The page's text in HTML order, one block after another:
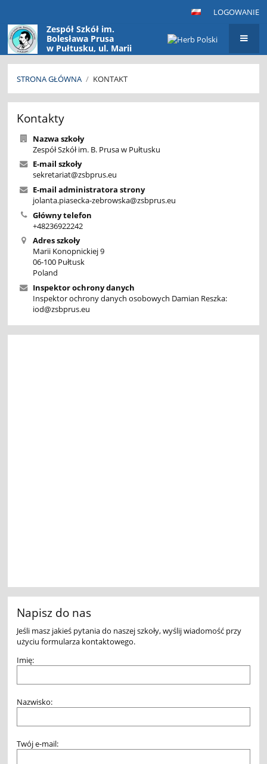
LOGOWANIE
Zespół Szkół im.
Bolesława Prusa
w Pułtusku, ul. Marii
Konopnickiej 9
06-100 Pułtusk
STRONA GŁÓWNA / KONTAKT
Kontakt
Kontakty
Nazwa szkoły
Zespół Szkół im. B. Prusa w Pułtusku
E-mail szkoły
sekretariat@zsbprus.eu
E-mail administratora strony
jolanta.piasecka-zebrowska@zsbprus.eu
Główny telefon
+48236922242
Adres szkoły
Marii Konopnickiej 9
06-100 Pułtusk
Poland
Inspektor ochrony danych
Inspektor ochrony danych osobowych Damian Reszka:
iod@zsbprus.eu
Napisz do nas
Jeśli masz jakieś pytania do naszej szkoły, wyślij wiadomość przy
użyciu formularza kontaktowego.
Imię:
Nazwisko:
Twój e-mail: